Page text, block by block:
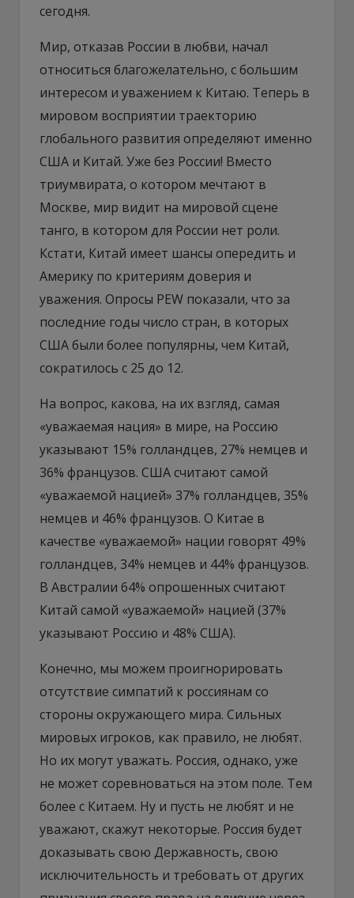
сегодня.
Мир, отказав России в любви, начал
относиться благожелательно, с большим
интересом и уважением к Китаю. Теперь в
мировом восприятии траекторию
глобального развития определяют именно
США и Китай. Уже без России! Вместо
триумвирата, о котором мечтают в
Москве, мир видит на мировой сцене
танго, в котором для России нет роли.
Кстати, Китай имеет шансы опередить и
Америку по критериям доверия и
уважения. Опросы PEW показали, что за
последние годы число стран, в которых
США были более популярны, чем Китай,
сократилось с 25 до 12.
На вопрос, какова, на их взгляд, самая
«уважаемая нация» в мире, на Россию
указывают 15% голландцев, 27% немцев и
36% французов. США считают самой
«уважаемой нацией» 37% голландцев, 35%
немцев и 46% французов. О Китае в
качестве «уважаемой» нации говорят 49%
голландцев, 34% немцев и 44% французов.
В Австралии 64% опрошенных считают
Китай самой «уважаемой» нацией (37%
указывают Россию и 48% США).
Конечно, мы можем проигнорировать
отсутствие симпатий к россиянам со
стороны окружающего мира. Сильных
мировых игроков, как правило, не любят.
Но их могут уважать. Россия, однако, уже
не может соревноваться на этом поле. Тем
более с Китаем. Ну и пусть не любят и не
уважают, скажут некоторые. Россия будет
доказывать свою Державность, свою
исключительность и требовать от других